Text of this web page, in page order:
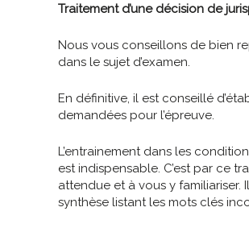
Traitement d’une décision de
Nous vous conseillons de bien
dans le sujet d’examen.
En définitive, il est conseillé
demandées pour l’épreuve.
L’entrainement dans les
est indispensable. C’est par ce
attendue et à vous y
synthèse listant les mots clés